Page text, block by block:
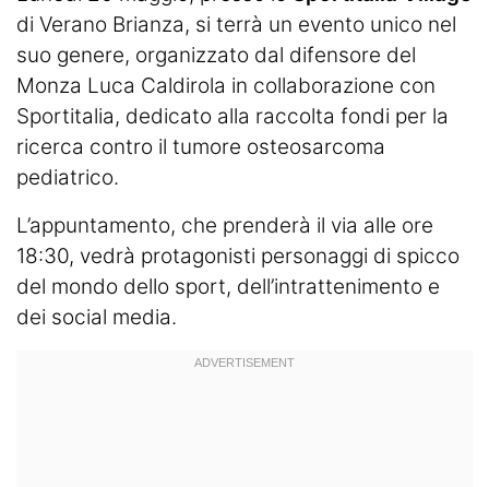
di Verano Brianza, si terrà un evento unico nel
suo genere, organizzato dal difensore del
Monza Luca Caldirola in collaborazione con
Sportitalia, dedicato alla raccolta fondi per la
ricerca contro il tumore osteosarcoma
pediatrico.
L’appuntamento, che prenderà il via alle ore
18:30, vedrà protagonisti personaggi di spicco
del mondo dello sport, dell’intrattenimento e
dei social media.